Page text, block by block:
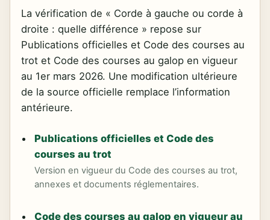
La vérification de « Corde à gauche ou corde à
droite : quelle différence » repose sur
Publications officielles et Code des courses au
trot et Code des courses au galop en vigueur
au 1er mars 2026. Une modification ultérieure
de la source officielle remplace l’information
antérieure.
Publications officielles et Code des
courses au trot
Version en vigueur du Code des courses au trot,
annexes et documents réglementaires.
Code des courses au galop en vigueur au